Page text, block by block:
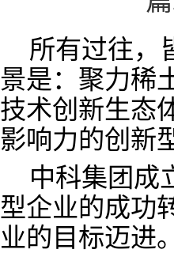
所有过往，
景是：聚力稀
技术创新生态
影响力的创新
中科集团成
型企业的成功
业的目标迈进